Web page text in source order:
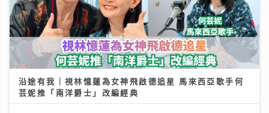
沿途有我｜視林憶蓮為女神飛啟德追星 馬來西亞歌手何
芸妮推「南洋爵士」改編經典